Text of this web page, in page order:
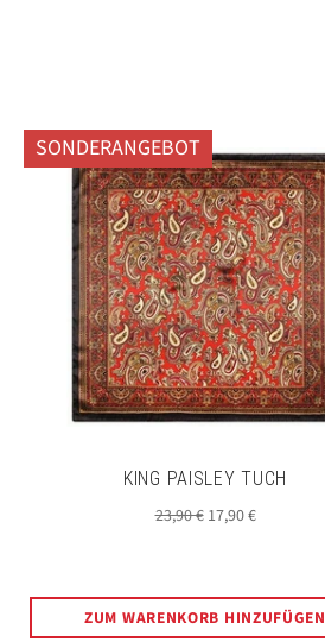
KING PAISLEY TUCH
Normaler
23,90 € Sonderpreis
17,90 €
SONDERANGEBOT
ZUM WARENKORB HINZUFÜGEN